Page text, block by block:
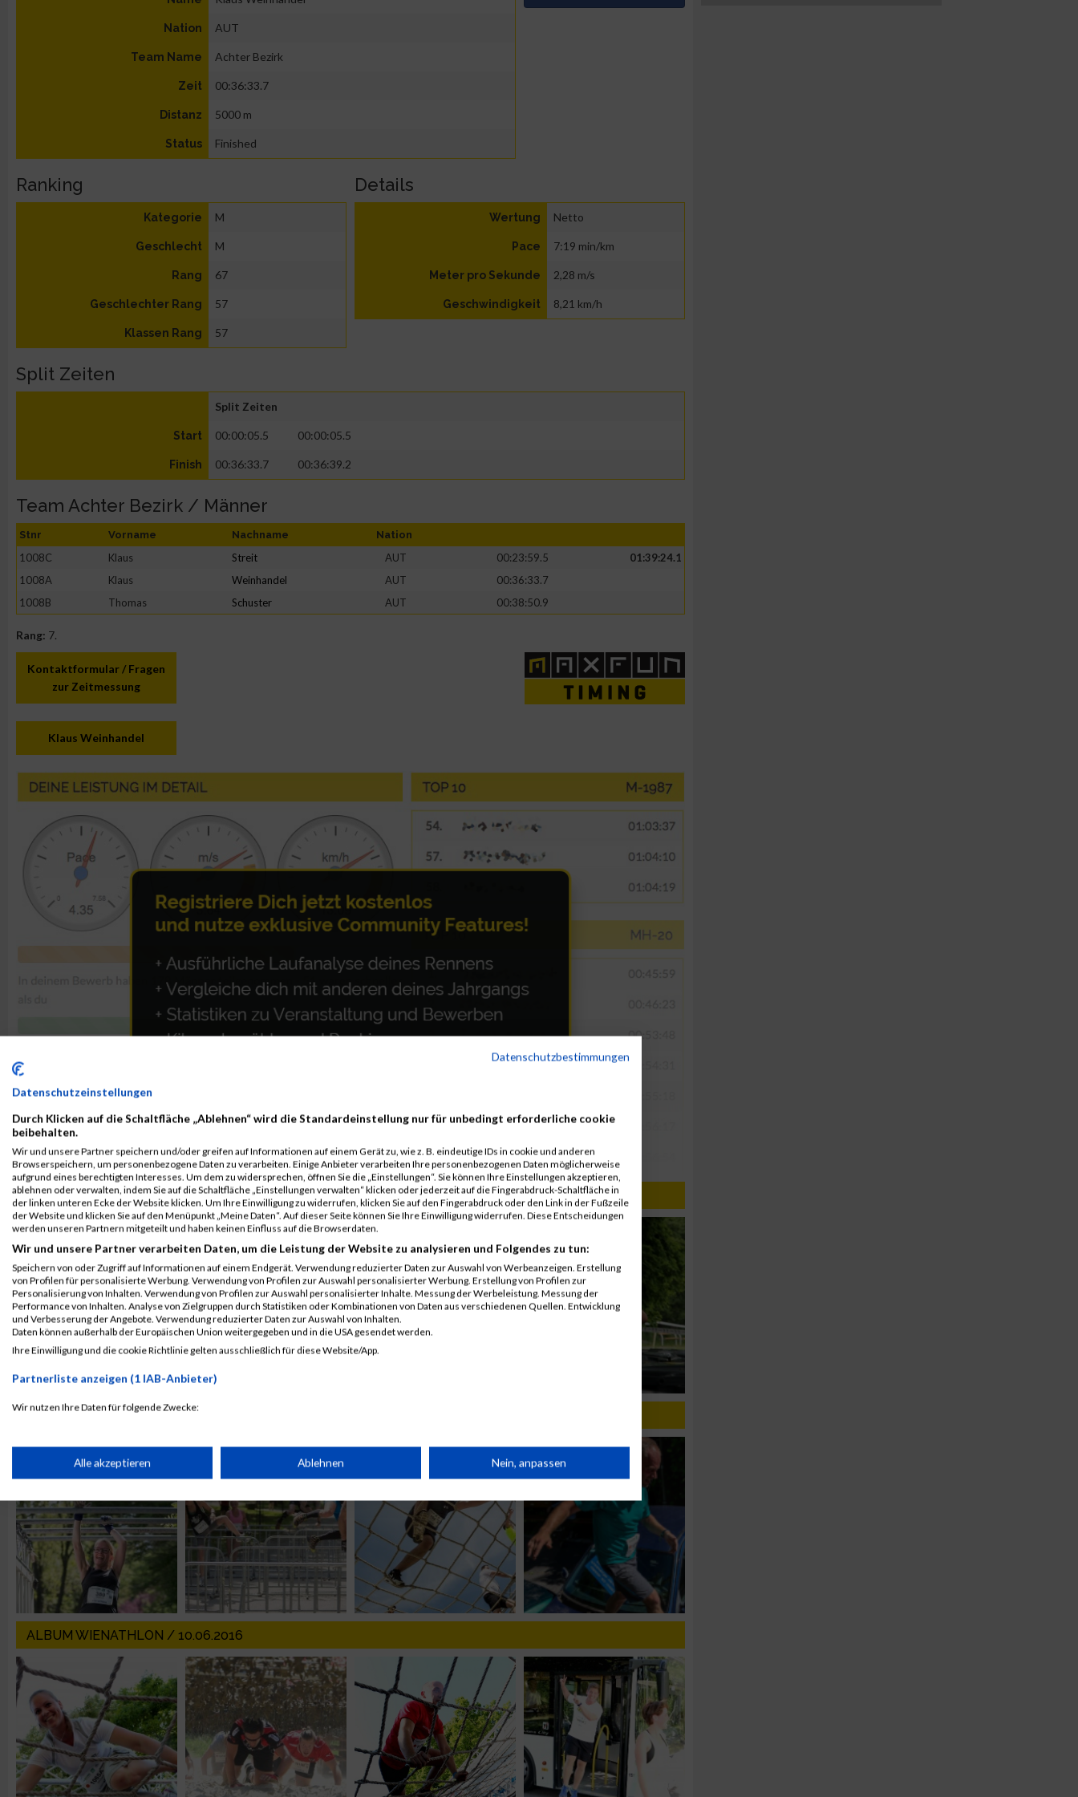
Nation AUT
Team Name Achter Bezirk
Zeit 00:36:33.7
Distanz 5000 m
Status Finished
Ranking
Kategorie M
Geschlecht M
Rang 67
Geschlechter Rang 57
Klassen Rang 57
Details
Wertung Netto
Pace 7:19 min/km
Meter pro Sekunde 2,28 m/s
Geschwindigkeit 8,21 km/h
Split Zeiten
Split Zeiten
Start 00:00:05.5 00:00:05.5
Finish 00:36:33.7 00:36:39.2
Team Achter Bezirk / Männer
Stnr Vorname Nachname Nation
1008C Klaus Streit AUT 00:23:59.5
01:39:24.1
1008A
Klaus Weinhandel AUT
00:36:33.7
1008B
Thomas Schuster AUT 00:38:50.9
Rang: 7.
Kontaktformular / Fragen
zur Zeitmessung
Klaus Weinhandel
ALBUM WIENATHLON VOM 2. UND 3. JUNI / 02.06.2017
ALBUM WIENATHLON / 17.02.2017
ALBUM WIENATHLON / 10.06.2016
Datenschutzbestimmungen
Datenschutzeinstellungen
Durch Klicken auf die Schaltfläche „Ablehnen“ wird die Standardeinstellung nur für unbedingt erforderliche cookie
beibehalten.
Wir und unsere Partner speichern und/oder greifen auf Informationen auf einem Gerät zu, wie z. B. eindeutige IDs in cookie und anderen
Browserspeichern, um personenbezogene Daten zu verarbeiten. Einige Anbieter verarbeiten Ihre personenbezogenen Daten möglicherweise
aufgrund eines berechtigten Interesses. Um dem zu widersprechen, öffnen Sie die „Einstellungen“. Sie können Ihre Einstellungen akzeptieren,
ablehnen oder verwalten, indem Sie auf die Schaltfläche „Einstellungen verwalten“ klicken oder jederzeit auf die Fingerabdruck-Schaltfläche in
der linken unteren Ecke der Website klicken. Um Ihre Einwilligung zu widerrufen, klicken Sie auf den Fingerabdruck oder den Link in der Fußzeile
der Website und klicken Sie auf den Menüpunkt „Meine Daten“. Auf dieser Seite können Sie Ihre Einwilligung widerrufen. Diese Entscheidungen
werden unseren Partnern mitgeteilt und haben keinen Einfluss auf die Browserdaten.
Wir und unsere Partner verarbeiten Daten, um die Leistung der Website zu analysieren und Folgendes zu tun:
Speichern von oder Zugriff auf Informationen auf einem Endgerät. Verwendung reduzierter Daten zur Auswahl von Werbeanzeigen. Erstellung
von Profilen für personalisierte Werbung. Verwendung von Profilen zur Auswahl personalisierter Werbung. Erstellung von Profilen zur
Personalisierung von Inhalten. Verwendung von Profilen zur Auswahl personalisierter Inhalte. Messung der Werbeleistung. Messung der
Performance von Inhalten. Analyse von Zielgruppen durch Statistiken oder Kombinationen von Daten aus verschiedenen Quellen. Entwicklung
und Verbesserung der Angebote. Verwendung reduzierter Daten zur Auswahl von Inhalten.
Daten können außerhalb der Europäischen Union weitergegeben und in die USA gesendet werden.
Ihre Einwilligung und die cookie Richtlinie gelten ausschließlich für diese Website/App.
Partnerliste anzeigen (1 IAB-Anbieter)
Wir nutzen Ihre Daten für folgende Zwecke:
Speichern von oder Zugriff auf Informationen auf einem Endgerät
Verwendung reduzierter Daten zur Auswahl von Werbeanzeigen
Erstellung von Profilen für personalisierte Werbung
Verwendung von Profilen zur Auswahl personalisierter Werbung
Erstellung von Profilen zur Personalisierung von Inhalten
Verwendung von Profilen zur Auswahl personalisierter Inhalte
Messung der Werbeleistung
Alle akzeptieren Ablehnen Nein, anpassen